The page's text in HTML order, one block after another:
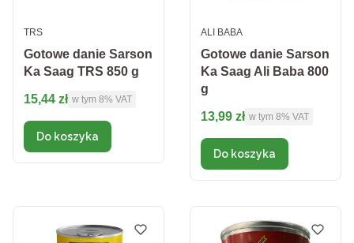
Gotowe danie Sarson
Ka Saag TRS 850 g
PRODUCENT
TRS
Cena brutto
15,44 zł w tym %s VAT
w tym 8% VAT
Do koszyka
Gotowe danie Sarson
Ka Saag Ali Baba 800
g
PRODUCENT
ALI BABA
Cena brutto
13,99 zł w tym %s VAT
w tym 8% VAT
Do koszyka